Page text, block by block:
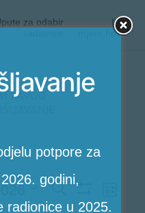
za odabir
|
mjere.hr
Search
Pokaži
potpore za
godini,
radionice u 2025.